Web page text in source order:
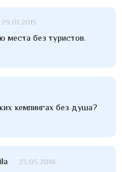
29.01.2015
места без туристов.
кемпингах без душа?
23.05.2018